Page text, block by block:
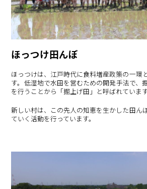
ほっつけ田んぼ
ほっつけは、江戸時代に食料増産政策の一環
す。低湿地で水田を営むための開発手法で、
を行うことから「掘上げ田」と呼ばれています
新しい村は、この先人の知恵を生かした田ん
ていく活動を行っています。